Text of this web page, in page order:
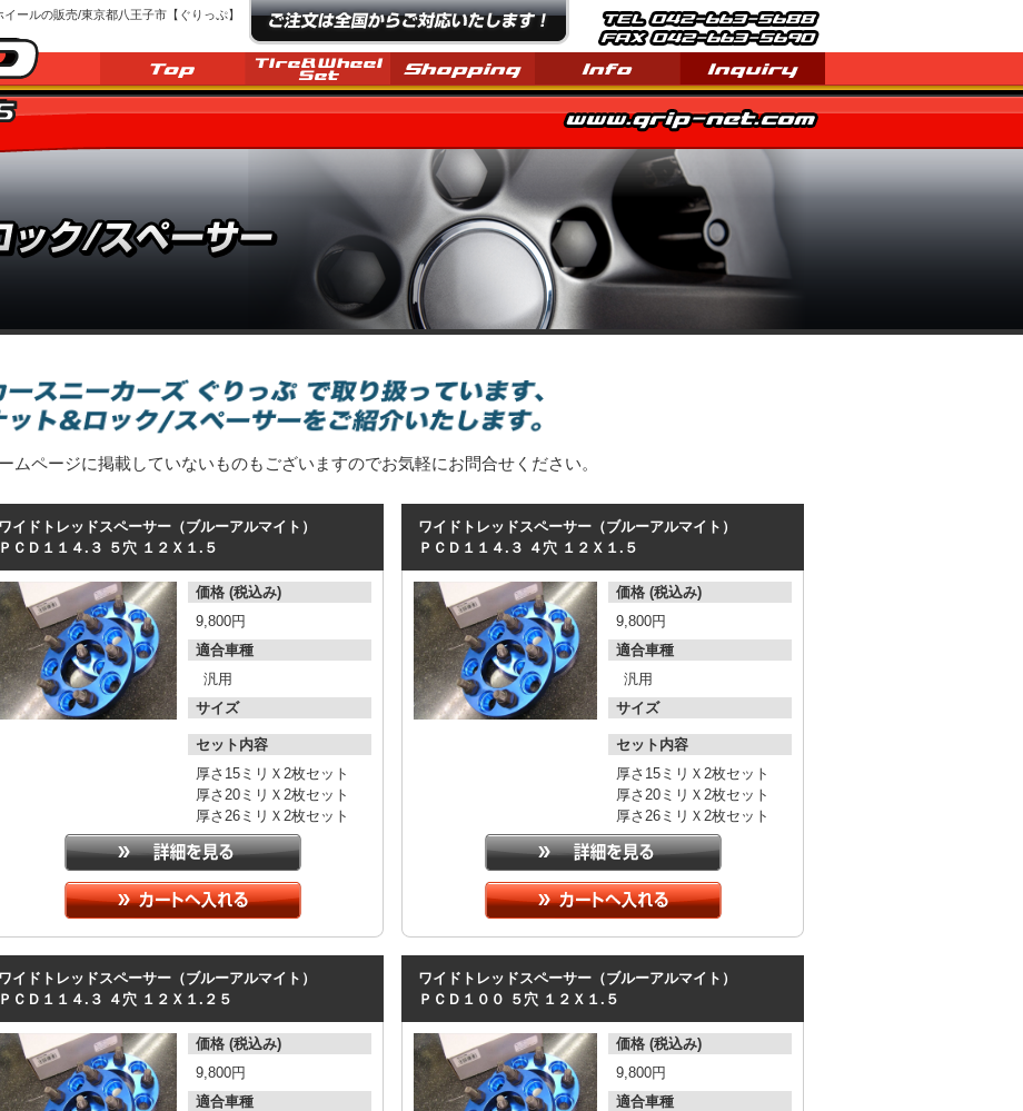
ールの販売/東京都八王子市【ぐりっぷ】
ムページに掲載していないものもございますのでお気軽にお問合せください。
ワイドトレッドスペーサー（ブルーアルマイト）
ＰＣＤ１１４.３ ５穴 １２Ｘ１.５
価格 (税込み)
9,800円
適合車種
汎用
サイズ
セット内容
厚さ15ミリＸ2枚セット
厚さ20ミリＸ2枚セット
厚さ26ミリＸ2枚セット
ワイドトレッドスペーサー（ブルーアルマイト）
ＰＣＤ１１４.３ ４穴 １２Ｘ１.５
価格 (税込み)
9,800円
適合車種
汎用
サイズ
セット内容
厚さ15ミリＸ2枚セット
厚さ20ミリＸ2枚セット
厚さ26ミリＸ2枚セット
ワイドトレッドスペーサー（ブルーアルマイト）
ＰＣＤ１１４.３ ４穴 １２Ｘ１.２５
価格 (税込み)
9,800円
適合車種
ワイドトレッドスペーサー（ブルーアルマイト）
ＰＣＤ１００ ５穴 １２Ｘ１.５
価格 (税込み)
9,800円
適合車種